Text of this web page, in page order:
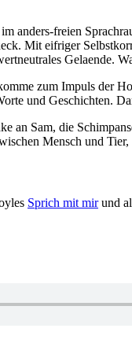
anders-freien
Mit eifriger
Gelaende.
zum Impuls der
und Geschichten.
an Sam, die
Mensch und
Sprich mit mirund